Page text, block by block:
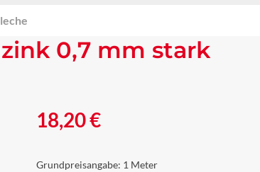
0,7 mm stark
Regulärer Preis:
18,20 €
Grundpreisangabe: 1 Meter